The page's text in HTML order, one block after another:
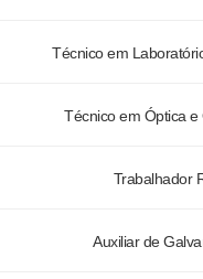
Técnico em
Técnico em Óptica
Trabalhador
Auxiliar de